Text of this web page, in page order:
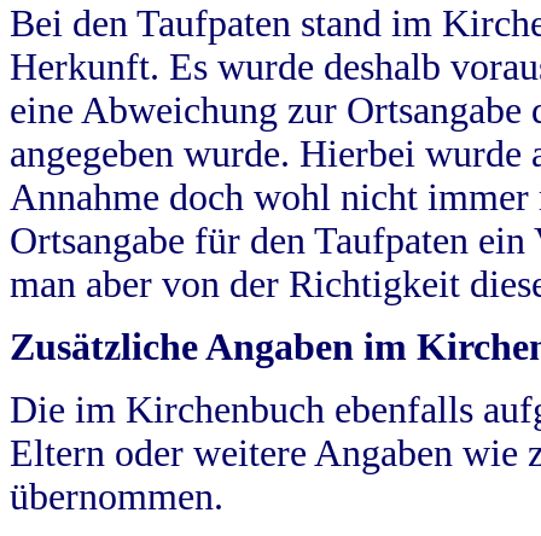
Bei den Taufpaten stand im
Herkunft. Es wurde deshalb
eine Abweichung zur
angegeben wurde. Hierbei wurde
Annahme doch wohl nicht
Ortsangabe für den Taufpaten
man aber von der Richtigkeit
Zusätzliche Angaben im
Die im Kirchenbuch ebenfalls
Eltern oder weitere Angaben wie
übernommen.